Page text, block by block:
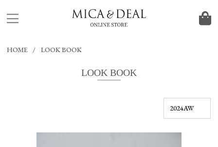
HOME LOOK BOOK
LOOK BOOK